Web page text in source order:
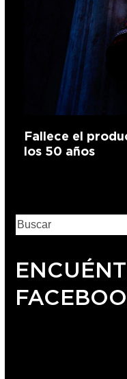
Fallece el
los 50 años